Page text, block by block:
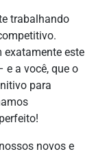
trabalhando
este
a você, que o
para
novos e